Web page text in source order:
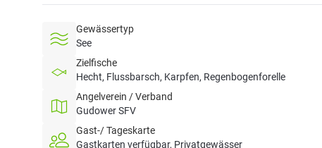
Gewässertyp
See
Zielfische
Hecht, Flussbarsch, Karpfen, Regenbogenforelle
Angelverein / Verband
Gudower SFV
Gast-/ Tageskarte
Gastkarten verfügbar, Privatgewässer